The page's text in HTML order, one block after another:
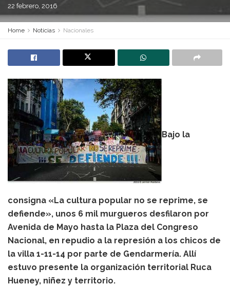
22 febrero, 2016
Home Noticias Nacionales
Bajo la
consigna «La cultura popular no se reprime, se
defiende», unos 6 mil murgueros desfilaron por
Avenida de Mayo hasta la Plaza del Congreso
Nacional, en repudio a la represión a los chicos de
la villa 1-11-14 por parte de Gendarmería. Allí
estuvo presente la organización territorial Ruca
Hueney, niñez y territorio.